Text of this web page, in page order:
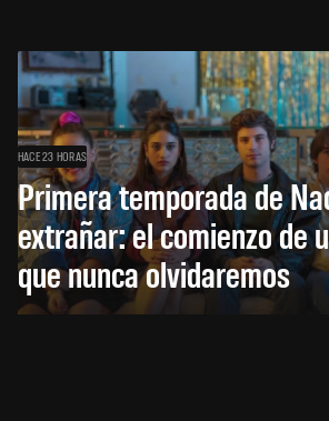
HACE 23 HORAS
Primera temporada de
extrañar: el comienzo de
que nunca olvidaremos